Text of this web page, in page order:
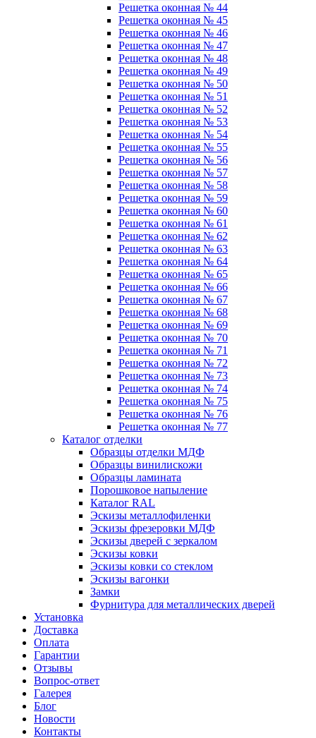
Решетка оконная № 44
Решетка оконная № 45
Решетка оконная № 46
Решетка оконная № 47
Решетка оконная № 48
Решетка оконная № 49
Решетка оконная № 50
Решетка оконная № 51
Решетка оконная № 52
Решетка оконная № 53
Решетка оконная № 54
Решетка оконная № 55
Решетка оконная № 56
Решетка оконная № 57
Решетка оконная № 58
Решетка оконная № 59
Решетка оконная № 60
Решетка оконная № 61
Решетка оконная № 62
Решетка оконная № 63
Решетка оконная № 64
Решетка оконная № 65
Решетка оконная № 66
Решетка оконная № 67
Решетка оконная № 68
Решетка оконная № 69
Решетка оконная № 70
Решетка оконная № 71
Решетка оконная № 72
Решетка оконная № 73
Решетка оконная № 74
Решетка оконная № 75
Решетка оконная № 76
Решетка оконная № 77
Каталог отделки
Образцы отделки МДФ
Образцы винилискожи
Образцы ламината
Порошковое напыление
Каталог RAL
Эскизы металлофиленки
Эскизы фрезеровки МДФ
Эскизы дверей с зеркалом
Эскизы ковки
Эскизы ковки со стеклом
Эскизы вагонки
Замки
Фурнитура для металлических дверей
Установка
Доставка
Оплата
Гарантии
Отзывы
Вопрос-ответ
Галерея
Блог
Новости
Контакты